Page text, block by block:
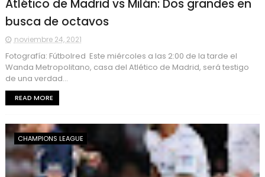
Atlético de Madrid vs Milán: Dos grandes en
busca de octavos
noviembre 24, 2021
Fotografía: Fútbolred Este miércoles a las 2:00 de la tarde el
Wanda Metropolitano, casa del Atlético de Madrid, será testigo
de una verdad...
READ MORE
CHAMPIONS LEAGUE